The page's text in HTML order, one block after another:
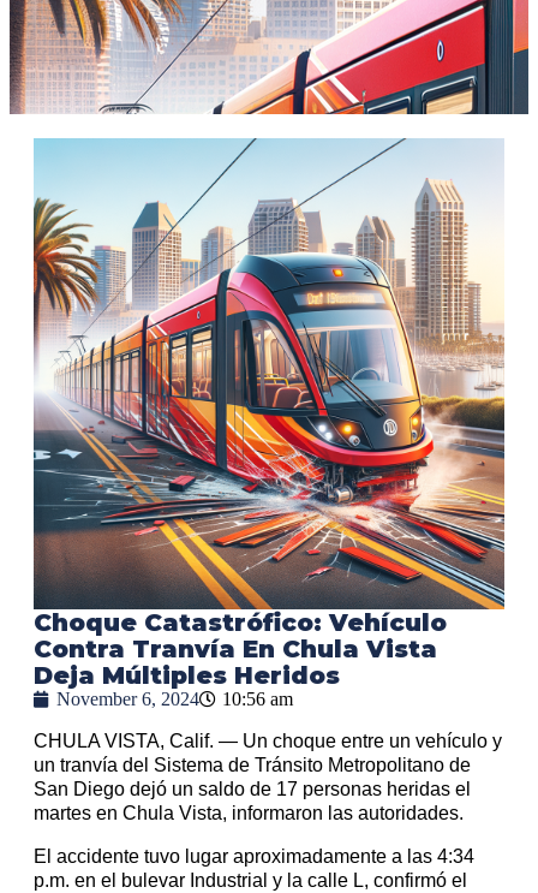
Choque Catastrófico: Vehículo
Contra Tranvía En Chula Vista
Deja Múltiples Heridos
November 6, 2024 10:56 am
CHULA VISTA, Calif. — Un choque entre un vehículo y
un tranvía del Sistema de Tránsito Metropolitano de
San Diego dejó un saldo de 17 personas heridas el
martes en Chula Vista, informaron las autoridades.
El accidente tuvo lugar aproximadamente a las 4:34
p.m. en el bulevar Industrial y la calle L, confirmó el